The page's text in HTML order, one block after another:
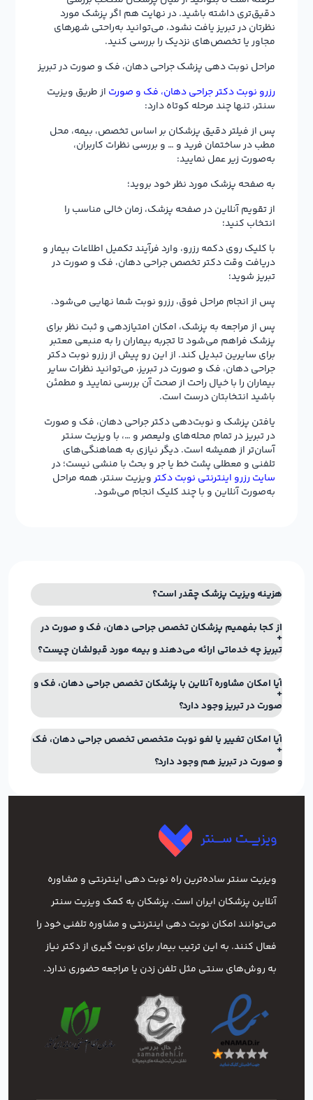
دقیق‌تری داشته باشید. در نهایت هم اگر پزشک مورد
نظرتان در تبریز یافت نشود، می‌توانید به‌راحتی شهرهای
مجاور یا تخصص‌های نزدیک را بررسی کنید.
مراحل نوبت دهی پزشک جراحی دهان، فک و صورت در تبریز
رزرو نوبت دکتر جراحی دهان، فک و صورت از طریق ویزیت
سنتر، تنها چند مرحله کوتاه دارد:
پس از فیلتر دقیق پزشکان بر اساس تخصص، بیمه، محل
مطب در ساختمان فرید و … و بررسی نظرات کاربران،
به‌صورت زیر عمل نمایید:
به صفحه پزشک مورد نظر خود بروید؛
از تقویم آنلاین در صفحه پزشک، زمان خالی مناسب را
انتخاب کنید؛
با کلیک روی دکمه رزرو، وارد فرآیند تکمیل اطلاعات بیمار و
دریافت وقت دکتر تخصص جراحی دهان، فک و صورت در
تبریز شوید؛
پس از انجام مراحل فوق، رزرو نوبت شما نهایی می‌شود.
پس از مراجعه به پزشک، امکان امتیازدهی و ثبت نظر برای
پزشک فراهم می‌شود تا تجربه بیماران را به منبعی معتبر
برای سایرین تبدیل کند. از این رو پیش از رزرو نوبت دکتر
جراحی دهان، فک و صورت در تبریز، می‌توانید نظرات سایر
بیماران را با خیال راحت از صحت آن بررسی نمایید و مطمئن
باشید انتخابتان درست است.
یافتن پزشک و نوبت‌دهی دکتر جراحی دهان، فک و صورت
در تبریز در تمام محله‌های ولیعصر و …، با ویزیت سنتر
آسان‌تر از همیشه است. دیگر نیازی به هماهنگی‌های
تلفنی و معطلی پشت خط یا جر و بحث با منشی نیست؛ در
سایت رزرو اینترنتی نوبت دکترویزیت سنتر، همه مراحل
به‌صورت آنلاین و با چند کلیک انجام می‌شود.
هزینه ویزیت پزشک چقدر است؟
از کجا بفهمیم پزشکان تخصص جراحی دهان، فک و صورت در
تبریز چه خدماتی ارائه می‌دهند و بیمه مورد قبولشان چیست؟
آیا امکان مشاوره آنلاین با پزشکان تخصص جراحی دهان، فک و
صورت در تبریز وجود دارد؟
آیا امکان تغییر یا لغو نوبت متخصص تخصص جراحی دهان، فک
و صورت در تبریز هم وجود دارد؟
ویزیت سنتر ساده‌ترین راه نوبت‌ دهی اینترنتی و مشاوره
آنلاین پزشکان ایران است. پزشکان به کمک ویزیت سنتر
می‌توانند امکان نوبت دهی اینترنتی و مشاوره تلفنی خود را
فعال کنند. به این ترتیب بیمار برای نوبت گیری از دکتر نیاز
به روش‌های سنتی مثل تلفن زدن یا مراجعه حضوری ندارد.